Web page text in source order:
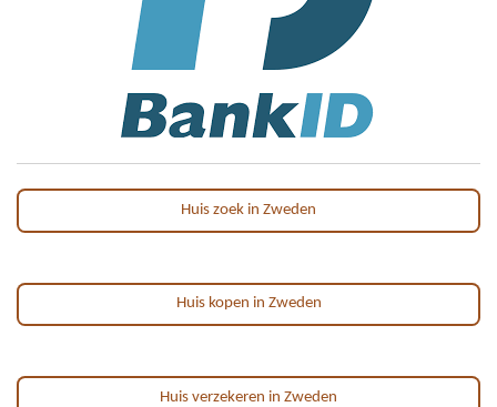
Huis zoek in Zweden
Huis kopen in Zweden
Huis verzekeren in Zweden